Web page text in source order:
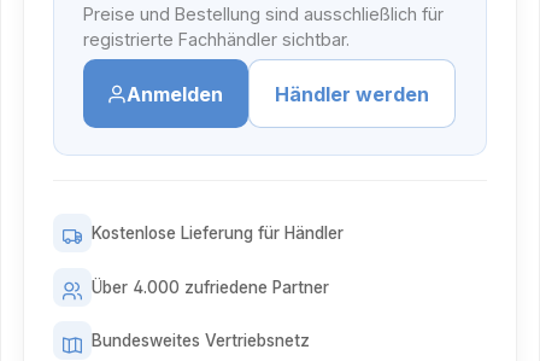
Preise und Bestellung sind ausschließlich für
registrierte Fachhändler sichtbar.
Anmelden Händler werden
Kostenlose Lieferung für Händler
Über 4.000 zufriedene Partner
Bundesweites Vertriebsnetz